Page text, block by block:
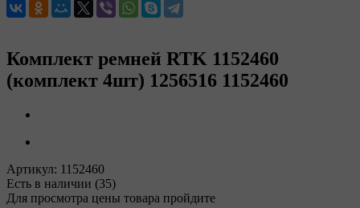
Комплект ремней RTK 1152460
(комплект 4шт) 1256516 1152460
Артикул: 1152460
Есть в наличии (35)
Для просмотра цены товара пройдите